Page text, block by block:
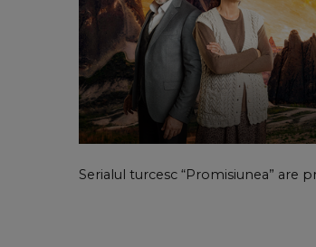
Serialul turcesc “Promisiunea” are